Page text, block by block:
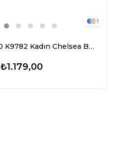
1
Elit PM180 K9782 Kadın Chelsea Bot Siyah
₺1.179,00